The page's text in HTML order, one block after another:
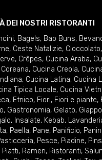
DEI NOSTRI RISTORANTI
, Bagels, Bao Buns,
, Ceste Natalizie, Cioccolato,
, Crêpes, Cucina Araba,
, Cucina Creola,
, Cucina Latina, Cucina
Tipica Locale, Cucina
, Etnico, Fiori, Fiori e piante,
, Gastronomia, Gelato,
, Insalate, Kebab,
, Paella, Pane, Panificio, Panini
, Pesce, Piadine,
Piatti, Ramen, Ristoranti,